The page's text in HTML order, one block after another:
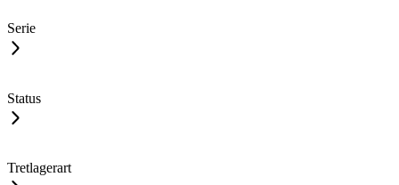
Serie
Status
Tretlagerart